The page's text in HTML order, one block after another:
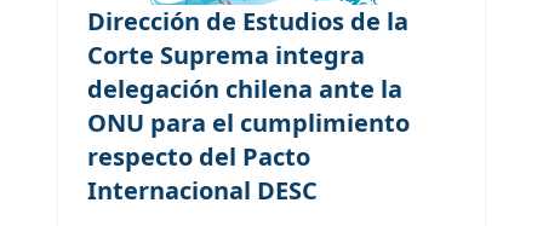
Dirección de Estudios de la
Corte Suprema integra
delegación chilena ante la
ONU para el cumplimiento
respecto del Pacto
Internacional DESC